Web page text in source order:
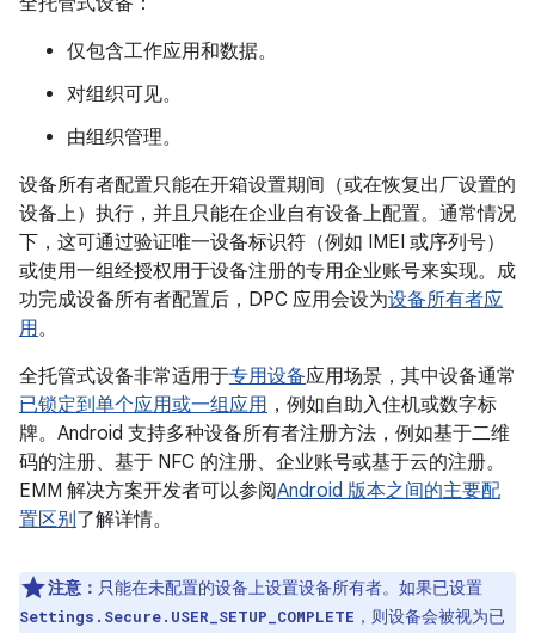
仅包含工作应用和数据。
对组织可见。
由组织管理。
设备所有者配置只能在开箱设置期间（或在恢复出厂设置的
设备上）执行，并且只能在企业自有设备上配置。通常情况
下，这可通过验证唯一设备标识符（例如 IMEI 或序列号）
或使用一组经授权用于设备注册的专用企业账号来实现。成
功完成设备所有者配置后，DPC 应用会设为设备所有者应
用。
全托管式设备非常适用于专用设备应用场景，其中设备通常
已锁定到单个应用或一组应用 ，例如自助入住机或数字标
牌。Android 支持多种设备所有者注册方法，例如基于二维
码的注册、基于 NFC 的注册、企业账号或基于云的注册。
EMM 解决方案开发者可以参阅Android 版本之间的主要配
置区别了解详情。
注意： 只能在未配置的设备上设置设备所有者。如果已设置
Settings.Secure.USER_SETUP_COMPLETE ，则设备会被视为已